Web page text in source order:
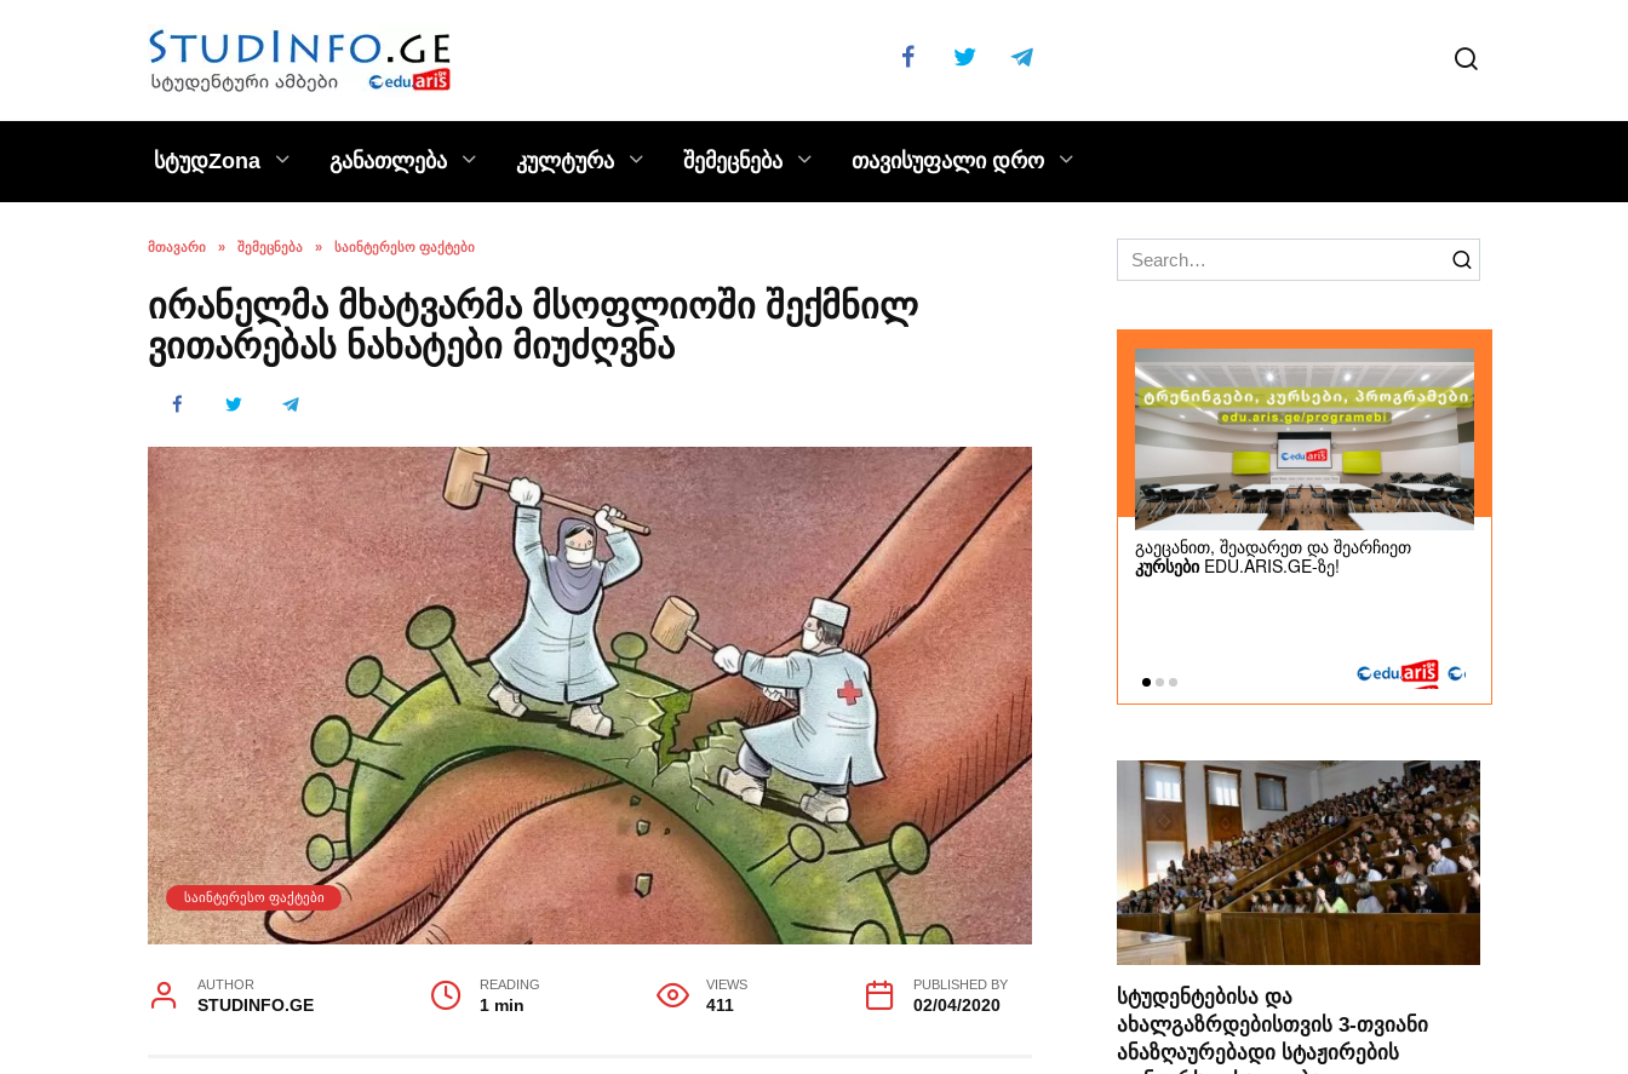
სტუდZona განათლება კულტურა შემეცნება თავისუფალი დრო
ᲛᲗᲐᲕᲐᲠᲘ » ᲨᲔᲛᲔᲪᲜᲔᲑᲐ » ᲡᲐᲘᲜᲢᲔᲠᲔᲡᲝ ᲤᲐᲥᲢᲔᲑᲘ
ირანელმა მხატვარმა მსოფლიოში შექმნილ
ვითარებას ნახატები მიუძღვნა
ᲡᲐᲘᲜᲢᲔᲠᲔᲡᲝ ᲤᲐᲥᲢᲔᲑᲘ
AUTHOR
STUDINFO.GE
READING
1 min
VIEWS
411
PUBLISHED BY
02/04/2020
Search
for:
სტუდენტებისა და
ახალგაზრდებისთვის 3-თვიანი
ანაზღაურებადი სტაჟირების